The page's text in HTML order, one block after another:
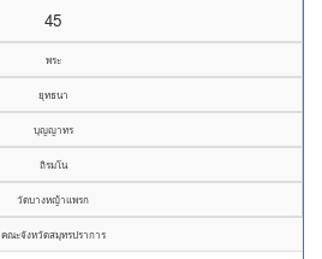
45
พระ
ยุทธนา
บุญญาทร
ถิรมโน
วัดบางหญ้าแพรก
คณะจังหวัดสมุทรปราการ